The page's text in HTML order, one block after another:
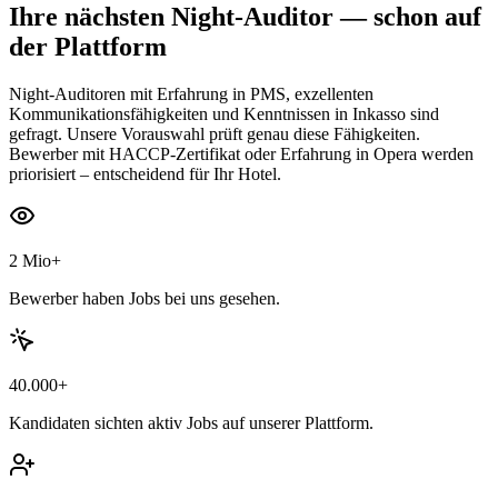
Ihre nächsten Night-Auditor— schon auf
der Plattform
Night-Auditoren mit Erfahrung in PMS, exzellenten
Kommunikationsfähigkeiten und Kenntnissen in Inkasso sind
gefragt. Unsere Vorauswahl prüft genau diese Fähigkeiten.
Bewerber mit HACCP-Zertifikat oder Erfahrung in Opera werden
priorisiert – entscheidend für Ihr Hotel.
2 Mio+
Bewerber haben Jobs bei uns gesehen.
40.000+
Kandidaten sichten aktiv Jobs auf unserer Plattform.